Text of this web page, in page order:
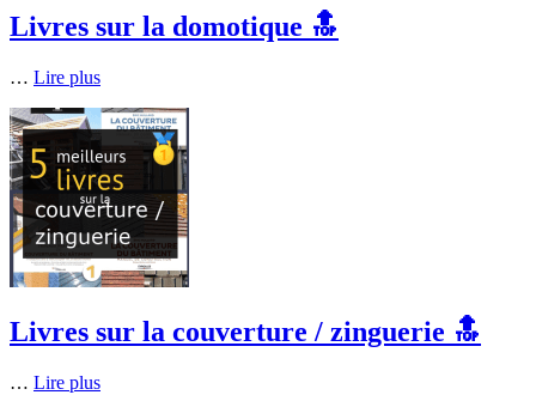
Livres sur la domotique 🔝
… Lire plus
Livres sur la couverture / zinguerie 🔝
… Lire plus